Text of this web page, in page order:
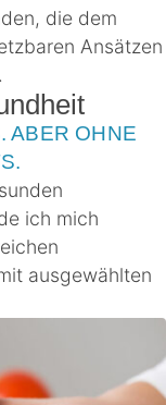
die dem
Ansätzen
ABER OHNE
ich mich
ausgewählten